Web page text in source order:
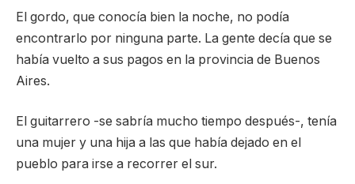
El gordo, que conocía bien la noche, no podía
encontrarlo por ninguna parte. La gente decía que se
había vuelto a sus pagos en la provincia de Buenos
Aires.
El guitarrero -se sabría mucho tiempo después-, tenía
una mujer y una hija a las que había dejado en el
pueblo para irse a recorrer el sur.